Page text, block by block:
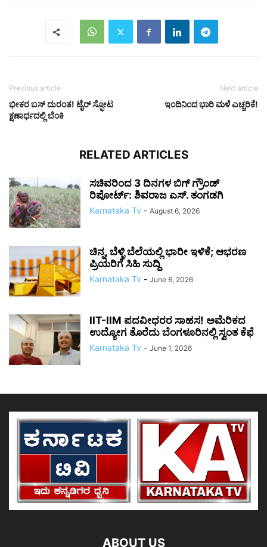
Previous article
ಭೀಕರ ಬಸ್ ದುರಂತ! ಟೈರ್ ಸ್ಫೋಟ
ಕ್ಷಣಾರ್ಧದಲ್ಲಿ ಬೆಂಕಿ
Next article
ಇಂದಿನಿಂದ ಭಾರಿ ಮಳೆ ಎಚ್ಚರಿಕೆ!
RELATED ARTICLES
ಸಚಿವರಿಂದ 3 ದಿನಗಳ ಬಿಗ್ ಗ್ರೌಂಡ್
ರಿಪೋರ್ಟ್: ಶಿವರಾಜ ಎಸ್. ತಂಗಡಗಿ
Karnataka Tv - August 6, 2026
ಚಿನ್ನ, ಬೆಳ್ಳಿ ಬೆಲೆಯಲ್ಲಿ ಭಾರೀ ಇಳಿಕೆ; ಆಭರಣ
ಪ್ರಿಯರಿಗೆ ಸಿಹಿ ಸುದ್ದಿ
Karnataka Tv - June 6, 2026
IIT-IIM ಪದವೀಧರರ ಸಾಹಸ! ಅಮೆರಿಕದ
ಉದ್ಯೋಗ ತೊರೆದು ಬೆಂಗಳೂರಿನಲ್ಲಿ ಸ್ವಂತ ಕೆಫೆ
Karnataka Tv - June 1, 2026
ABOUT US